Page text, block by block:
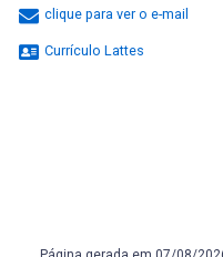
clique para ver o e-mail
Currículo Lattes